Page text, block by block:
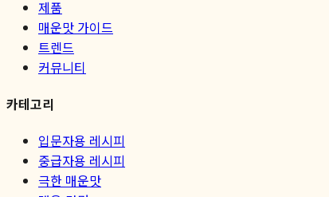
제품
매운맛 가이드
트렌드
커뮤니티
카테고리
입문자용 레시피
중급자용 레시피
극한 매운맛